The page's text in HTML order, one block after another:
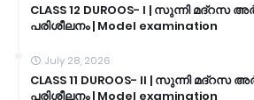
CLASS 12 DUROOS- I | സുന്നി മദ്റസ
പരിശീലനം | Model examination
July 28, 2026
CLASS 11 DUROOS- II | സുന്നി മദ്റസ
പരിശീലനം | Model examination